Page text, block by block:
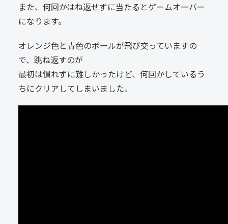
また、何回かはね返せずに当たるとゲームオーバー
になります。
オレンジ色と青色のボールが飛び交っていますの
で、跳ね返すのが
最初は慣れずに難しかったけど、何回かしているう
ちにクリアしてしまいました。